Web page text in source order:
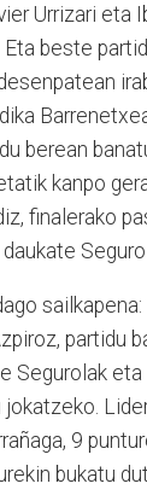
Urrizari eta
beste
berean
kanpo
finalerako
partidu
Segurolak
jokatzeko.
9
bukatu